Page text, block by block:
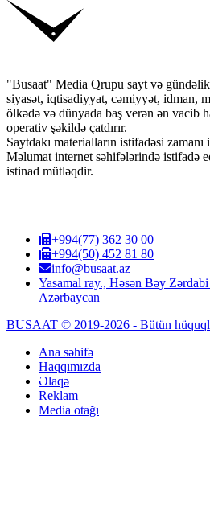
"Busaat" Media Qrupu sayt və
siyasət, iqtisadiyyat, cəmiyyət, idman,
ölkədə və dünyada baş verən ən vacib
operativ şəkildə çatdırır.
Saytdakı materialların istifadəsi
Məlumat internet səhifələrində istifadə
istinad mütləqdir.
+994(77) 362 30 00
+994(50) 452 81 80
info@busaat.az
Yasamal ray., Həsən Bəy
Azərbaycan
BUSAAT © 2019-2026 - Bütün
Ana səhifə
Haqqımızda
Əlaqə
Reklam
Media otağı